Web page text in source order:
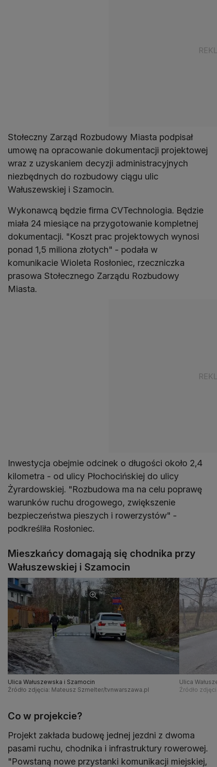
Stołeczny Zarząd Rozbudowy Miasta podpisał
umowę na opracowanie dokumentacji projektowej
wraz z uzyskaniem decyzji administracyjnych
niezbędnych do rozbudowy ciągu ulic
Wałuszewskiej i Szamocin.
Wykonawcą będzie firma CVTechnologia. Będzie
miała 24 miesiące na przygotowanie kompletnej
dokumentacji. "Koszt prac projektowych wynosi
ponad 1,5 miliona złotych" - podała w
komunikacie Wioleta Rosłoniec, rzeczniczka
prasowa Stołecznego Zarządu Rozbudowy
Miasta.
Inwestycja obejmie odcinek o długości około 2,4
kilometra - od ulicy Płochocińskiej do ulicy
Żyrardowskiej. "Rozbudowa ma na celu poprawę
warunków ruchu drogowego, zwiększenie
bezpieczeństwa pieszych i rowerzystów" -
podkreśliła Rosłoniec.
Mieszkańcy domagają się chodnika przy
Wałuszewskiej i Szamocin
Ulica Wałuszewska i Szamocin
Źródło zdjęcia: Mateusz Szmelter/tvnwarszawa.pl
Ulica
Źródło
Co w projekcie?
Projekt zakłada budowę jednej jezdni z dwoma
pasami ruchu, chodnika i infrastruktury rowerowej.
"Powstaną nowe przystanki komunikacji miejskiej,